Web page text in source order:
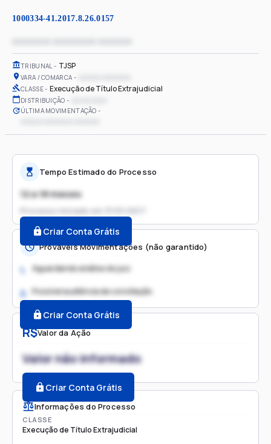
1000334-41.2017.8.26.0157
TRIBUNAL TJSP
VARA / COMARCA
CLASSE Execução de Título Extrajudicial
DISTRIBUIÇÃO
ÚLTIMA MOVIMENTAÇÃO
R$Valor da Ação
Valor não informado
Criar Conta Grátis
Informações do Processo
CLASSE
Execução de Título Extrajudicial
Tempo Estimado do Processo
12 a 18 meses
Processo iniciado em
Criar Conta Grátis
Prováveis Movimentações (não garantido)
1. Aguardando análise do juiz
2. Possível audiência de conciliação
Criar Conta Grátis